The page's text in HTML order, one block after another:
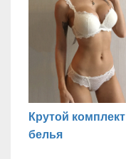
Крутой комплект
белья